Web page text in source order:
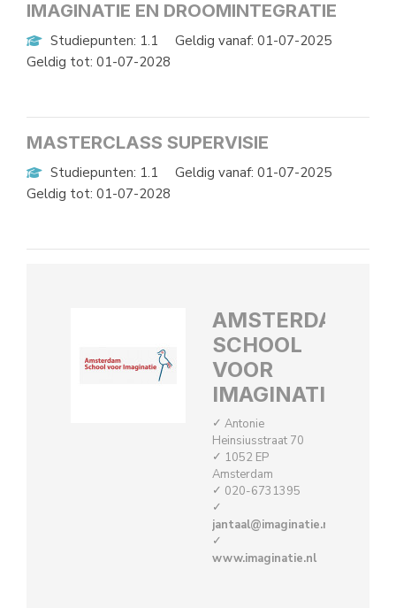
IMAGINATIE EN DROOMINTEGRATIE
Studiepunten: 1.1
Geldig vanaf: 01-07-2025
Geldig tot: 01-07-2028
MASTERCLASS SUPERVISIE
Studiepunten: 1.1
Geldig vanaf: 01-07-2025
Geldig tot: 01-07-2028
AMSTERDAM
SCHOOL
VOOR
IMAGINATIE
Antonie
Heinsiusstraat 70
1052 EP
Amsterdam
020-6731395
jantaal@imaginatie.nl
www.imaginatie.nl